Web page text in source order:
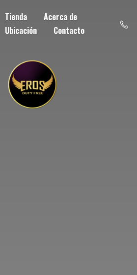
Tienda
Acerca de
Ubicación
Contacto